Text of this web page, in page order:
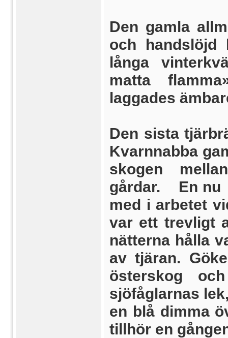
Den gamla
och
långa
matta
laggades
Den sista
Kvarnnabba
skogen
gårdar. En nu
med i arbetet
var ett trevligt
nätterna hålla
av tjäran.
österskog
sjöfåglarnas
en blå dimma
tillhör en